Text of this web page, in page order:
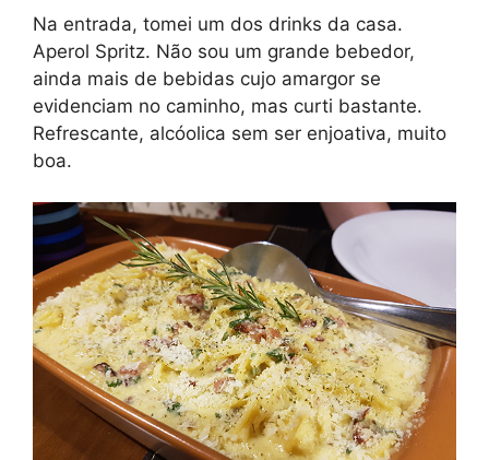
Na entrada, tomei um dos drinks da casa.
Aperol Spritz. Não sou um grande bebedor,
ainda mais de bebidas cujo amargor se
evidenciam no caminho, mas curti bastante.
Refrescante, alcóolica sem ser enjoativa, muito
boa.